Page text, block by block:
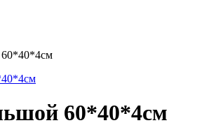
60*40*4см